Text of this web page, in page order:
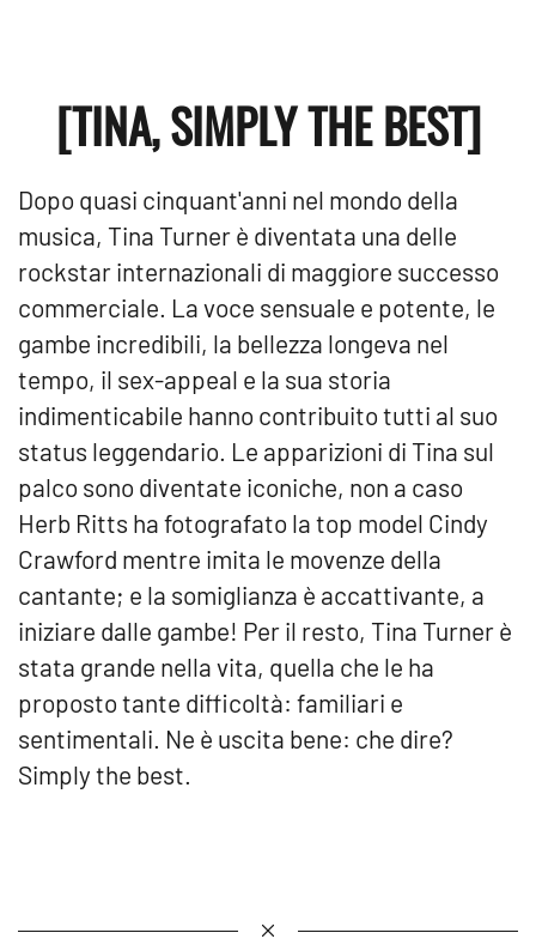
[TINA, SIMPLY THE BEST]
Dopo quasi cinquant'anni nel mondo della
musica, Tina Turner è diventata una delle
rockstar internazionali di maggiore successo
commerciale. La voce sensuale e potente, le
gambe incredibili, la bellezza longeva nel
tempo, il sex-appeal e la sua storia
indimenticabile hanno contribuito tutti al suo
status leggendario. Le apparizioni di Tina sul
palco sono diventate iconiche, non a caso
Herb Ritts ha fotografato la top model Cindy
Crawford mentre imita le movenze della
cantante; e la somiglianza è accattivante, a
iniziare dalle gambe! Per il resto, Tina Turner è
stata grande nella vita, quella che le ha
proposto tante difficoltà: familiari e
sentimentali. Ne è uscita bene: che dire?
Simply the best.